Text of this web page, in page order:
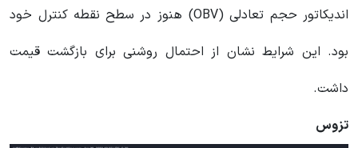
اندیکاتور حجم تعادلی
(OBV) هنوز در سطح نقطه کنترل خود
بود. این شرایط نشان از احتمال روشنی برای بازگشت قیمت
داشت.
تزوس